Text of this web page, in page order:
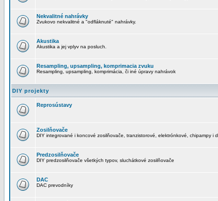
Nekvalitné nahrávky
Zvukovo nekvalitné a "odfláknuté" nahrávky.
Akustika
Akustika a jej vplyv na posluch.
Resampling, upsampling, komprimacia zvuku
Resampling, upsampling, komprimácia, či iné úpravy nahrávok
DIY projekty
Reprosústavy
Zosilňovače
DIY integrované i koncové zosilňovače, tranzistorové, elektrónkové, chipampy i
Predzosilňovače
DIY predzosilňovače všetkých typov, sluchátkové zosilňovače
DAC
DAC prevodníky